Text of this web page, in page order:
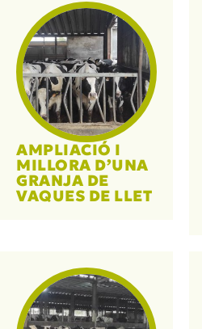
AMPLIACIÓ I
MILLORA D’UNA
GRANJA DE
VAQUES DE LLET